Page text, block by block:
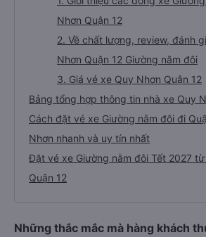
Nhơn Quận 12
2. Về chất lượng, review, đánh
Nhơn Quận 12 Giường nằm đôi
3. Giá vé xe Quy Nhơn Quận 12
Bảng tổng hợp thông tin nhà xe Quy
Cách đặt vé xe Giường nằm đôi đi
Nhơn nhanh và uy tín nhất
Đặt vé xe Giường nằm đôi Tết 2027
Quận 12
Những thắc mắc mà hàng khách